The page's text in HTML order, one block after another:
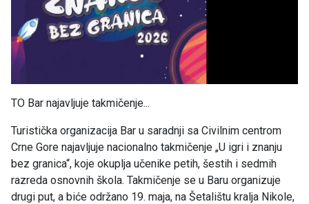
TO Bar najavljuje takmičenje...
Turistička organizacija Bar u saradnji sa Civilnim centrom
Crne Gore najavljuje nacionalno takmičenje „U igri i znanju
bez granica“, koje okuplja učenike petih, šestih i sedmih
razreda osnovnih škola. Takmičenje se u Baru organizuje
drugi put, a biće održano 19. maja, na Šetalištu kralja Nikole,